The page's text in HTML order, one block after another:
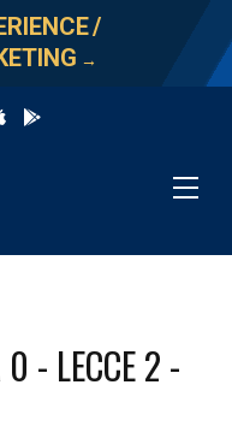
/
→
- LECCE 2 -